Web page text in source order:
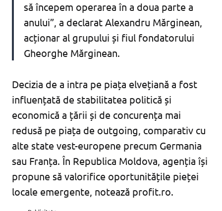
să începem operarea în a doua parte a
anului”, a declarat Alexandru Mărginean,
acționar al grupului și fiul fondatorului
Gheorghe Mărginean.
Decizia de a intra pe piața elvețiană a fost
influențată de stabilitatea politică și
economică a țării și de concurența mai
redusă pe piața de outgoing, comparativ cu
alte state vest-europene precum Germania
sau Franța. În Republica Moldova, agenția își
propune să valorifice oportunitățile pieței
locale emergente, notează profit.ro.